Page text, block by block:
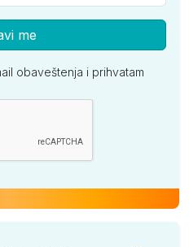
me
obaveštenja i prihvatam